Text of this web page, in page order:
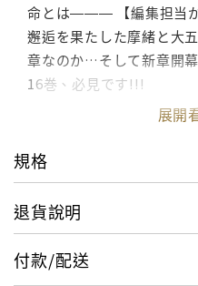
命とは――― 【編集担当
邂逅を果たした摩緒と大
章なのか…そして新章開
16巻、必見です!!!
展開
規格
退貨說明
付款/配送